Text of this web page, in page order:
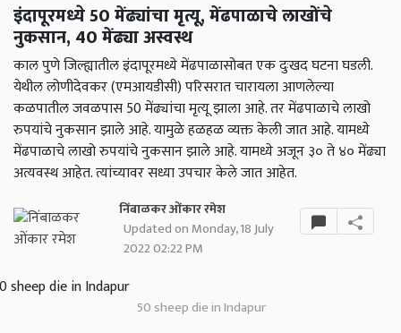
इंदापूरमध्ये 50 मेंढ्यांचा मृत्यू, मेंढपाळाचे लाखोंचे
नुकसान, 40 मेंढ्या अस्वस्थ
काल पुणे जिल्ह्यातील इंदापूरमध्ये मेंढपाळासोबत एक दुःखद घटना घडली.
येथील लोणीदेवकर (एमआयडीसी) परिसरात चारायला आणलेल्या
कळपातील जवळपास 50 मेंढ्यांचा मृत्यू झाला आहे. तर मेंढपाळाचे लाखो
रुपयांचे नुकसान झाले आहे. यामुळे हळहळ व्यक्त केली जात आहे. यामध्ये
मेंढपाळाचे लाखो रुपयांचे नुकसान झाले आहे. यामध्ये अजून ३० ते ४० मेंढ्या
अत्यवस्थ आहेत. त्यांच्यावर सध्या उपचार केले जात आहेत.
निंबाळकर ओंकार रमेश
Updated on Monday, 18 July
2022 02:22 PM
50 sheep die in Indapur